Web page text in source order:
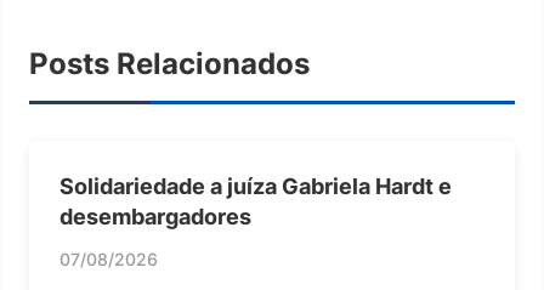
Posts Relacionados
Solidariedade a juíza Gabriela Hardt e
desembargadores
07/08/2026